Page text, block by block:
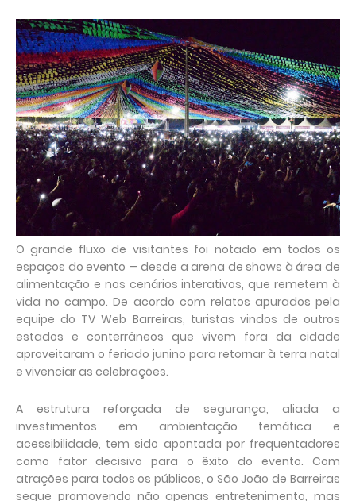
O grande fluxo de visitantes foi notado em todos os
espaços do evento — desde a arena de shows à área de
alimentação e nos cenários interativos, que remetem à
vida no campo. De acordo com relatos apurados pela
equipe do TV Web Barreiras, turistas vindos de outros
estados e conterrâneos que vivem fora da cidade
aproveitaram o feriado junino para retornar à terra natal
e vivenciar as celebrações.
A estrutura reforçada de segurança, aliada a
investimentos em ambientação temática e
acessibilidade, tem sido apontada por frequentadores
como fator decisivo para o êxito do evento. Com
atrações para todos os públicos, o São João de Barreiras
segue promovendo não apenas entretenimento, mas